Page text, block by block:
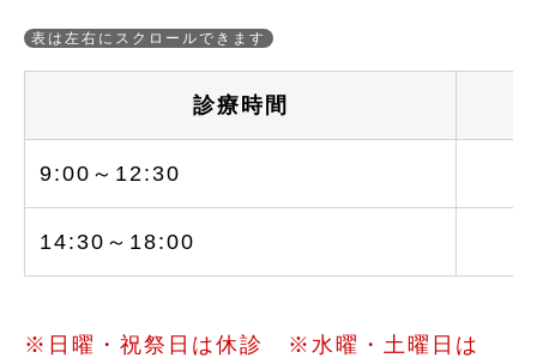
診療時間
9:00～12:30
14:30～18:00
※日曜・祝祭日は休診 ※水曜・土曜日は